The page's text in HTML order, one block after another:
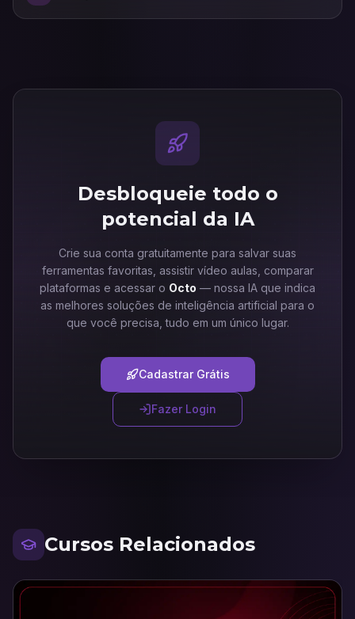
Desbloqueie todo o
potencial da IA
Crie sua conta gratuitamente para salvar suas
ferramentas favoritas, assistir vídeo aulas, comparar
plataformas e acessar o Octo — nossa IA que indica
as melhores soluções de inteligência artificial para o
que você precisa, tudo em um único lugar.
Cadastrar Grátis
Fazer Login
Cursos Relacionados